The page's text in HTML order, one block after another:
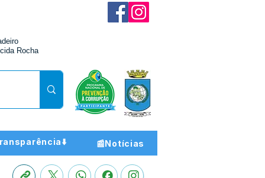
Rocha
📰Notícias